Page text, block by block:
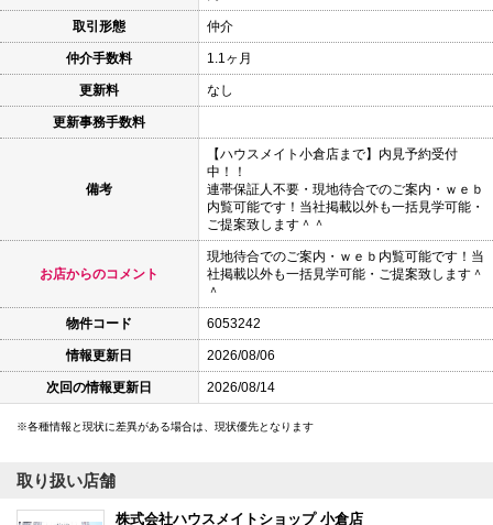
取引形態 仲介
仲介手数料 1.1ヶ月
更新料 なし
更新事務手数料
備考
【ハウスメイト小倉店まで】内見予約受付
中！！
連帯保証人不要・現地待合でのご案内・ｗｅｂ
内覧可能です！当社掲載以外も一括見学可能・
ご提案致します＾＾
お店からのコメント
現地待合でのご案内・ｗｅｂ内覧可能です！当
社掲載以外も一括見学可能・ご提案致します＾
＾
物件コード 6053242
情報更新日 2026/08/06
次回の情報更新日 2026/08/14
各種情報と現状に差異がある場合は、現状優先となります
取り扱い店舗
株式会社ハウスメイトショップ 小倉店